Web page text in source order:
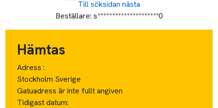
Till söksidan nästa
Beställare: s*********************0
Hämtas
Adress :
Stockholm Sverige
Gatuadress är inte fullt angiven
Tidigast datum: